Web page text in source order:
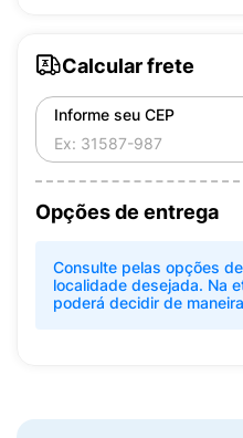
Calcular frete
Informe seu CEP
Opções de entrega
Consulte pelas opções
localidade desejada. Na
poderá decidir de